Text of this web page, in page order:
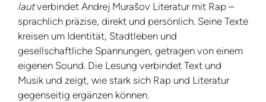
lautverbindet Andrej Murašov Literatur mit Rap –
sprachlich präzise, direkt und persönlich. Seine Texte
kreisen um Identität, Stadtleben und
gesellschaftliche Spannungen, getragen von einem
eigenen Sound. Die Lesung verbindet Text und
Musik und zeigt, wie stark sich Rap und Literatur
gegenseitig ergänzen können.​​​​​​​